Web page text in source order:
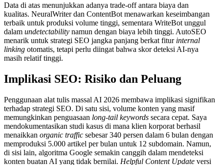
Data di atas menunjukkan adanya trade-off antara biaya dan
kualitas. NeuralWriter dan ContentBot menawarkan keseimbangan
terbaik untuk produksi volume tinggi, sementara WriteBot unggul
dalam undetectability namun dengan biaya lebih tinggi. AutoSEO
menarik untuk strategi SEO jangka panjang berkat fitur internal
linking otomatis, tetapi perlu diingat bahwa skor deteksi AI-nya
masih relatif tinggi.
Implikasi SEO: Risiko dan Peluang
Penggunaan alat tulis massal AI 2026 membawa implikasi signifikan
terhadap strategi SEO. Di satu sisi, volume konten yang masif
memungkinkan penguasaan long-tail keywords secara cepat. Saya
mendokumentasikan studi kasus di mana klien korporat berhasil
menaikkan organic traffic sebesar 340 persen dalam 6 bulan dengan
memproduksi 5.000 artikel per bulan untuk 12 subdomain. Namun,
di sisi lain, algoritma Google semakin canggih dalam mendeteksi
konten buatan AI yang tidak bernilai. Helpful Content Update versi